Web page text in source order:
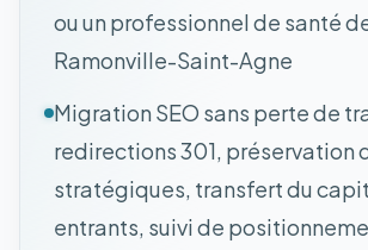
ou un professionnel de santé
Ramonville-Saint-Agne
Migration SEO sans perte de
redirections 301, préservation
stratégiques, transfert du
entrants, suivi de